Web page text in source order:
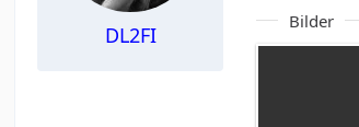
DL2FI
Bilder